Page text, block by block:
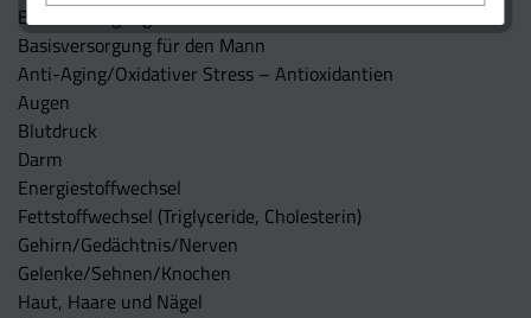
Basisversorgung für die Frau
Basisversorgung für den Mann
Anti-Aging/Oxidativer Stress – Antioxidantien
Augen
Blutdruck
Darm
Energiestoffwechsel
Fettstoffwechsel (Triglyceride, Cholesterin)
Gehirn/Gedächtnis/Nerven
Gelenke/Sehnen/Knochen
Haut, Haare und Nägel